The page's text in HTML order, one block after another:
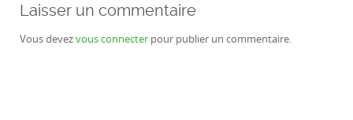
Laisser un commentaire
Vous devezvous connecter pour publier un commentaire.